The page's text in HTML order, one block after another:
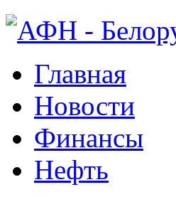
Главная
Новости
Финансы
Нефть